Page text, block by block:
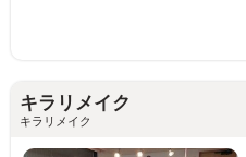
キラリメイク
キラリメイク